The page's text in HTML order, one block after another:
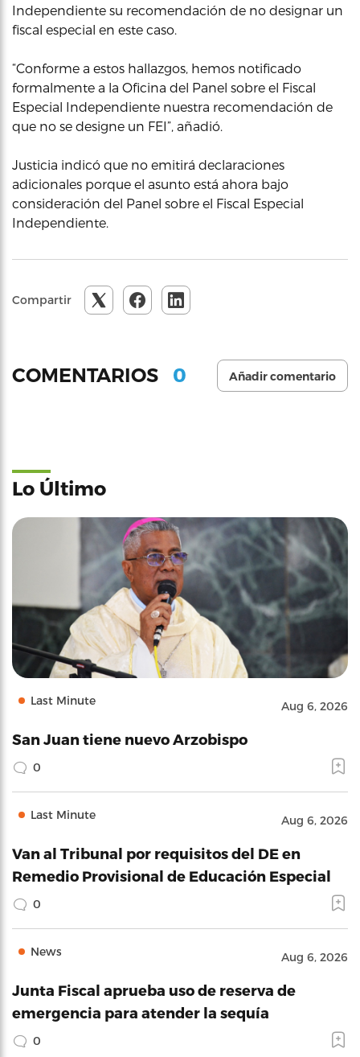
Independiente su recomendación de no designar un
fiscal especial en este caso.
“Conforme a estos hallazgos, hemos notificado
formalmente a la Oficina del Panel sobre el Fiscal
Especial Independiente nuestra recomendación de
que no se designe un FEI”, añadió.
Justicia indicó que no emitirá declaraciones
adicionales porque el asunto está ahora bajo
consideración del Panel sobre el Fiscal Especial
Independiente.
Compartir
COMENTARIOS 0 Añadir comentario
Lo Último
Last Minute Aug 6, 2026
San Juan tiene nuevo Arzobispo
0
Last Minute Aug 6, 2026
Van al Tribunal por requisitos del DE en
Remedio Provisional de Educación Especial
0
News Aug 6, 2026
Junta Fiscal aprueba uso de reserva de
emergencia para atender la sequía
0